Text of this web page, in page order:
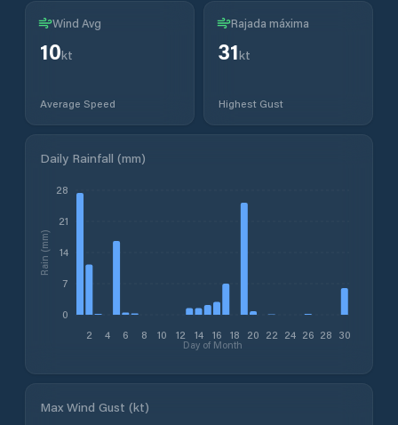
Wind Avg
10kt
Average Speed
Rajada máxima
31kt
Highest Gust
Daily Rainfall (mm)
2 4 6 8 10 12 14 16 18 20 22 24 26 28 30
Day of Month
0
7
14
21
28
Rain (mm)
Max Wind Gust (kt)